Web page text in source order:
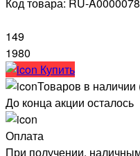
Код товара: RU-
149
1980
Купить
Товаров в наличии
До конца акции осталось
Оплата
При получении,